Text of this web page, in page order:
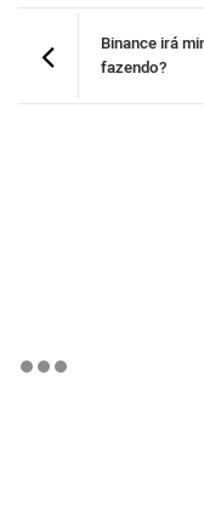
Binance irá
fazendo?